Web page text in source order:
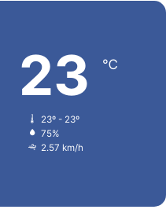
23 ℃
23º - 23º
75%
2.57 km/h